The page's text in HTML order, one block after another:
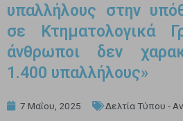
υπαλλήλους στην
σε Κτηματολογικά
άνθρωποι δεν
1.400 υπαλλήλους»
7 Μαΐου, 2025 Δελτία Τύπου -